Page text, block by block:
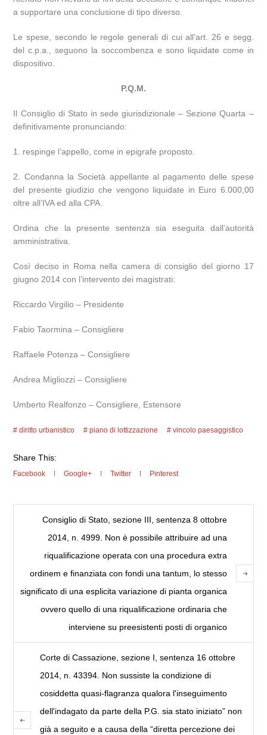
a supportare una conclusione di tipo diverso.
Le spese, secondo le regole generali di cui all’art. 26 e segg.
del c.p.a., seguono la soccombenza e sono liquidate come in
dispositivo.
P.Q.M.
Il Consiglio di Stato in sede giurisdizionale – Sezione Quarta –
definitivamente pronunciando:
1. respinge l’appello, come in epigrafe proposto.
2. Condanna la Società appellante al pagamento delle spese
del presente giudizio che vengono liquidate in Euro 6.000,00
oltre all’IVA ed alla CPA.
Ordina che la presente sentenza sia eseguita dall’autorità
amministrativa.
Così deciso in Roma nella camera di consiglio del giorno 17
giugno 2014 con l’intervento dei magistrati:
Riccardo Virgilio – Presidente
Fabio Taormina – Consigliere
Raffaele Potenza – Consigliere
Andrea Migliozzi – Consigliere
Umberto Realfonzo – Consigliere, Estensore
diritto urbanistico piano di lottizzazione vincolo paesaggistico
Share This:
Facebook Google+ Twitter Pinterest
Consiglio di Stato, sezione III, sentenza 8 ottobre
2014, n. 4999. Non è possibile attribuire ad una
riqualificazione operata con una procedura extra
ordinem e finanziata con fondi una tantum, lo stesso
significato di una esplicita variazione di pianta organica
ovvero quello di una riqualificazione ordinaria che
interviene su preesistenti posti di organico
Corte di Cassazione, sezione I, sentenza 16 ottobre
2014, n. 43394. Non sussiste la condizione di
cosiddetta quasi-flagranza qualora l'inseguimento
dell'indagato da parte della P.G. sia stato iniziato” non
già a seguito e a causa della “diretta percezione dei